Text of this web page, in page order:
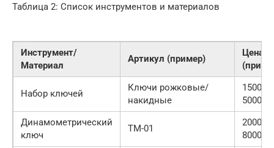
Таблица 2: Список инструментов и материалов
Инструмент/
Материал
Артикул (пример)
Цена
Набор ключей
Ключи рожковые/
накидные
1500 —
5000
Динамометрический
ключ
ТМ-01
2000 —
8000